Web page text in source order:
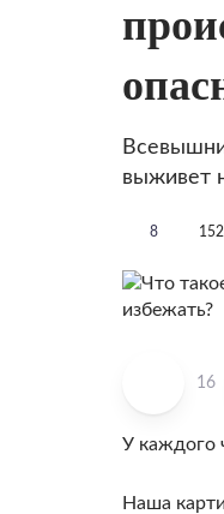
выживет
8
16
У каждого
Наша